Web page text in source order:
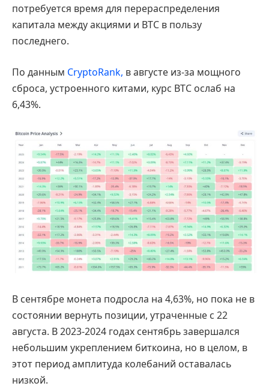
потребуется время для перераспределения
капитала между акциями и BTC в пользу
последнего.
По данным CryptoRank, в августе из-за мощного
сброса, устроенного китами, курс BTC ослаб на
6,43%.
В сентябре монета подросла на 4,63%, но пока не в
состоянии вернуть позиции, утраченные с 22
августа. В 2023-2024 годах сентябрь завершался
небольшим укреплением биткоина, но в целом, в
этот период амплитуда колебаний оставалась
низкой.